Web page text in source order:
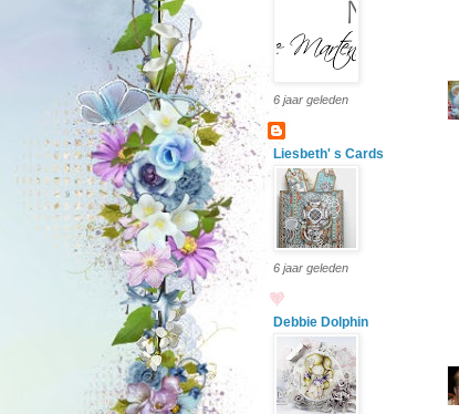
6 jaar geleden
Liesbeth' s Cards
6 jaar geleden
Debbie Dolphin